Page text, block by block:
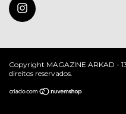
Copyright MAGAZINE ARKAD -
direitos reservados.